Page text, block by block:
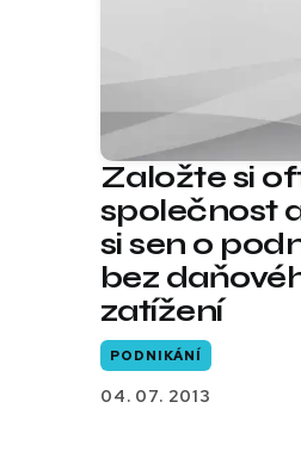
Založte si
společnost
si sen o
bez
zatížení
PODNIKÁNÍ
04. 07. 2013